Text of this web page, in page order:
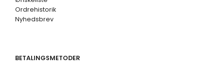
Ordrehistorik
Nyhedsbrev
BETALINGSMETODER